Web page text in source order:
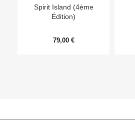
Spirit Island (4ème
Édition)
79,00 €